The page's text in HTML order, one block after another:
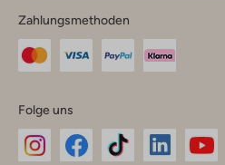
Zahlungsmethoden
Folge uns